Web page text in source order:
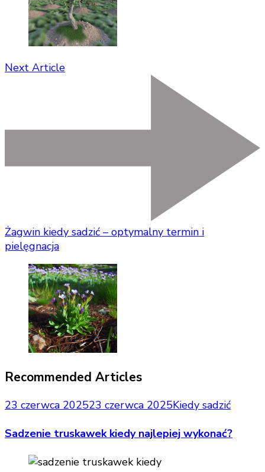
Next Article
Żagwin kiedy sadzić – optymalny termin i
pielęgnacja
Recommended Articles
23 czerwca 202523 czerwca 2025Kiedy sadzić
Sadzenie truskawek kiedy najlepiej wykonać?